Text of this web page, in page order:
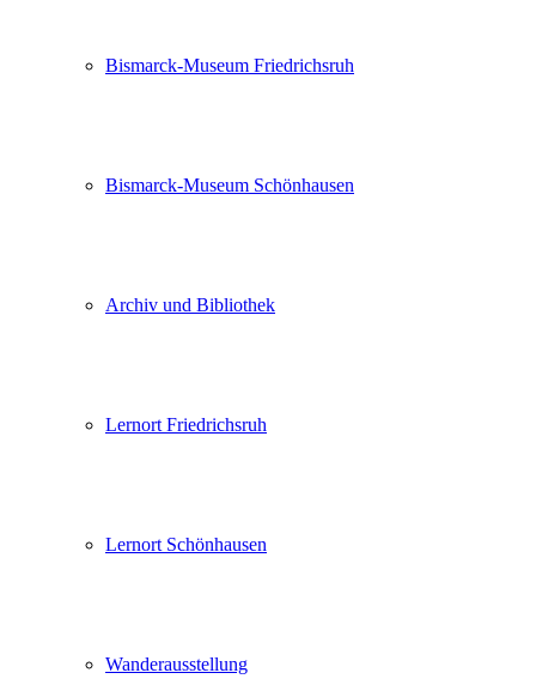
Bismarck-Museum Friedrichsruh
Bismarck-Museum Schönhausen
Archiv und Bibliothek
Lernort Friedrichsruh
Lernort Schönhausen
Wanderausstellung